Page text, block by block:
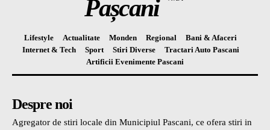
Pașcani
Lifestyle Actualitate Monden Regional
Bani & Afaceri
Internet & Tech
Sport Stiri Diverse
Tractari Auto Pascani
Artificii Evenimente Pascani
Despre noi
Agregator de stiri locale din Municipiul Pascani, ce ofera stiri in